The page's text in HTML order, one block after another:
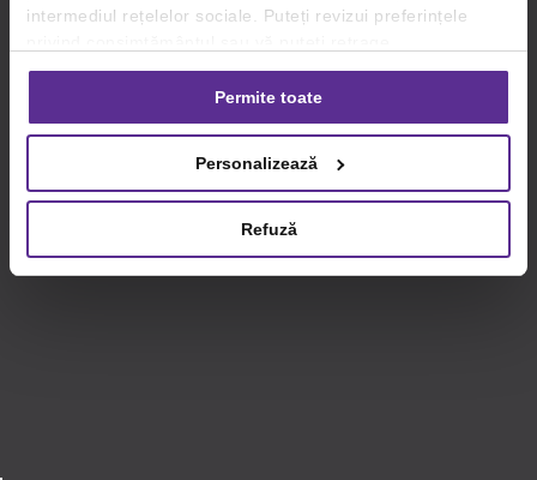
intermediul rețelelor sociale. Puteți revizui preferințele
consimțământul oricând, făcând click pe linkul către
setările dvs. de cookie-uri.
privind utilizarea modulelor cookie.Detalii
Permite toate
Personalizează
Refuză